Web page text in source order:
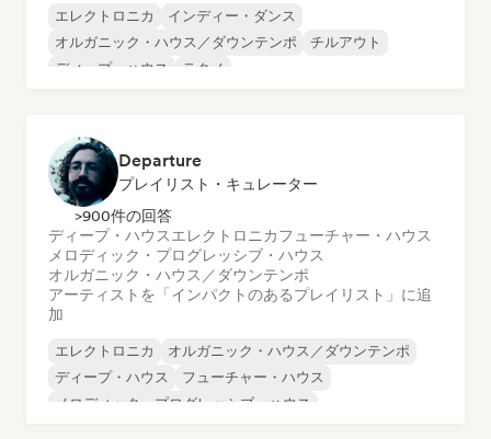
エレクトロニカ
インディー・ダンス
オルガニック・ハウス／ダウンテンポ
チルアウト
ディープ・ハウス
テクノ
Departure
プレイリスト・キュレーター
>900件の回答
ディープ・ハウスエレクトロニカフューチャー・ハウス
メロディック・プログレッシブ・ハウス
オルガニック・ハウス／ダウンテンポ
アーティストを「インパクトのあるプレイリスト」に追
加
エレクトロニカ
オルガニック・ハウス／ダウンテンポ
ディープ・ハウス
フューチャー・ハウス
メロディック・プログレッシブ・ハウス